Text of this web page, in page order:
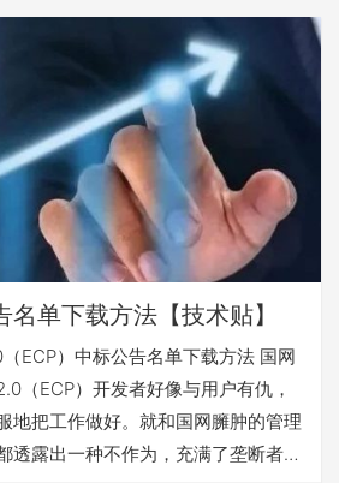
(ECP2.0)打开开标记录（按包查看）
，点击按包查看，不要按投标人查
显示每页数据数量20这个位置，右
边的代码栏…
单下载方法【技术贴】
ECP）中标公告名单下载方法 国网
（ECP）开发者好像与用户有仇，
地把工作做好。就和国网臃肿的管理
透露出一种不作为，充满了垄断者的